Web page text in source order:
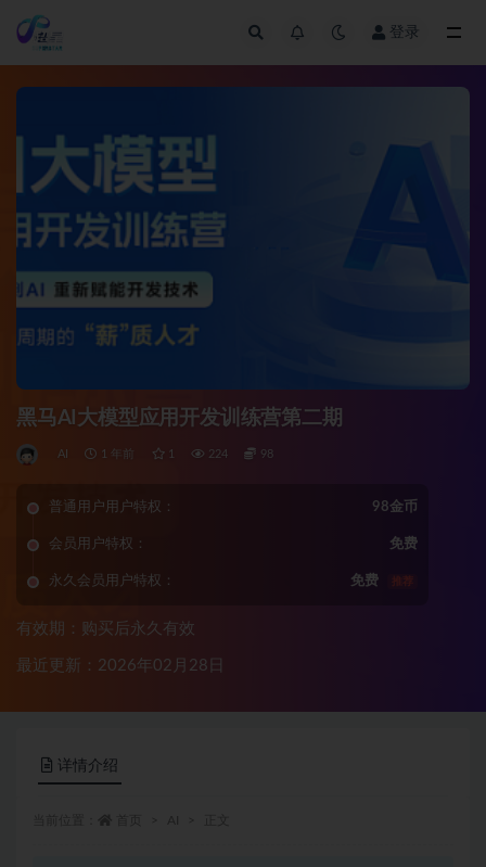
登录
黑马AI大模型应用开发训练营第二期
AI 1 年前 1 224 98
普通用户用户特权： 98金币
会员用户特权： 免费
永久会员用户特权： 免费 推荐
有效期：购买后永久有效
最近更新：2026年02月28日
详情介绍